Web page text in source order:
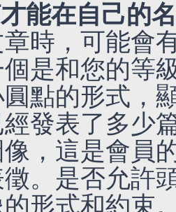
能在自己的
時，可能會
是和您的等
點的形式，
發表了多少
，這是會員
。是否允許
形式和約束